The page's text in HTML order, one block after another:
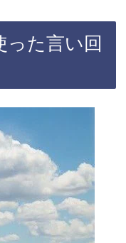
た言い回